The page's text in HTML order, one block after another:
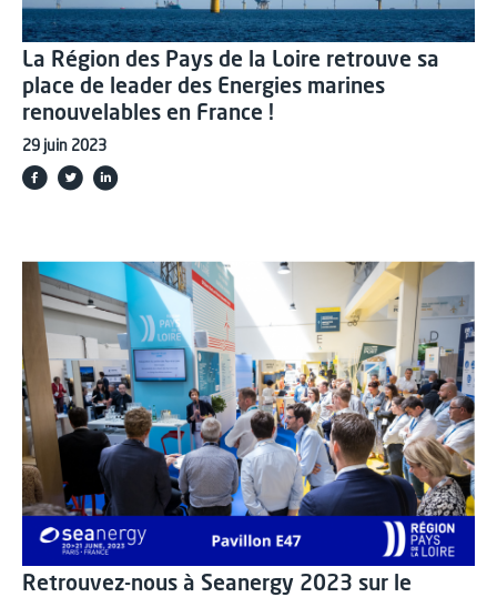
La Région des Pays de la Loire retrouve sa
place de leader des Energies marines
renouvelables en France !
29 juin 2023
Retrouvez-nous à Seanergy 2023 sur le